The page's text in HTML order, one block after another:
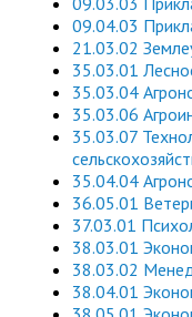
09.04.03
21.03.02
35.03.01
35.03.04
35.03.06
35.03.07
35.04.04
36.05.01
37.03.01
38.03.01
38.03.02
38.04.01